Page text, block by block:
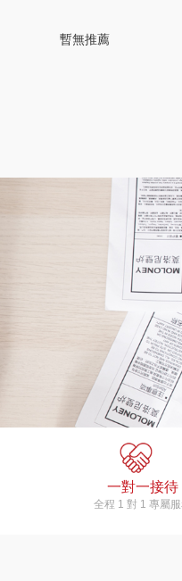
暫無推薦
一對一接待
全程 1 對 1 專屬